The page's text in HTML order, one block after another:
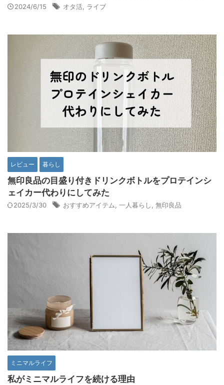
2024/6/15 オタ活, ライブ
レビュー 暮らし
無印良品の目盛り付きドリンクボトルをプロテインシ
ェイカー代わりにしてみた
2025/3/30 おすすめアイテム, 一人暮らし, 無印良品
ミニマルライフ
私がミニマルライフを続ける理由